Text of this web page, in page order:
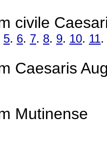
civile
5. 6. 7. 8. 9. 10. 11.
Caesaris
Mutinense